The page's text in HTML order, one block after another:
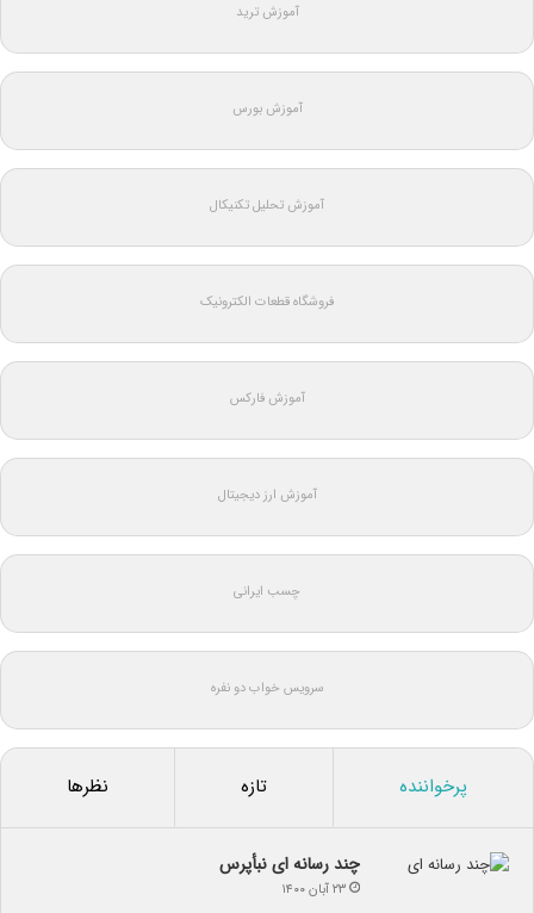
آموزش ترید
آموزش بورس
آموزش تحلیل تکنیکال
فروشگاه قطعات الکترونیک
آموزش فارکس
آموزش ارز دیجیتال
چسب ایرانی
سرویس خواب دو نفره
پرخواننده تازه نظرها
چند رسانه ای نبأپرس
۲۳ آبان ۱۴۰۰